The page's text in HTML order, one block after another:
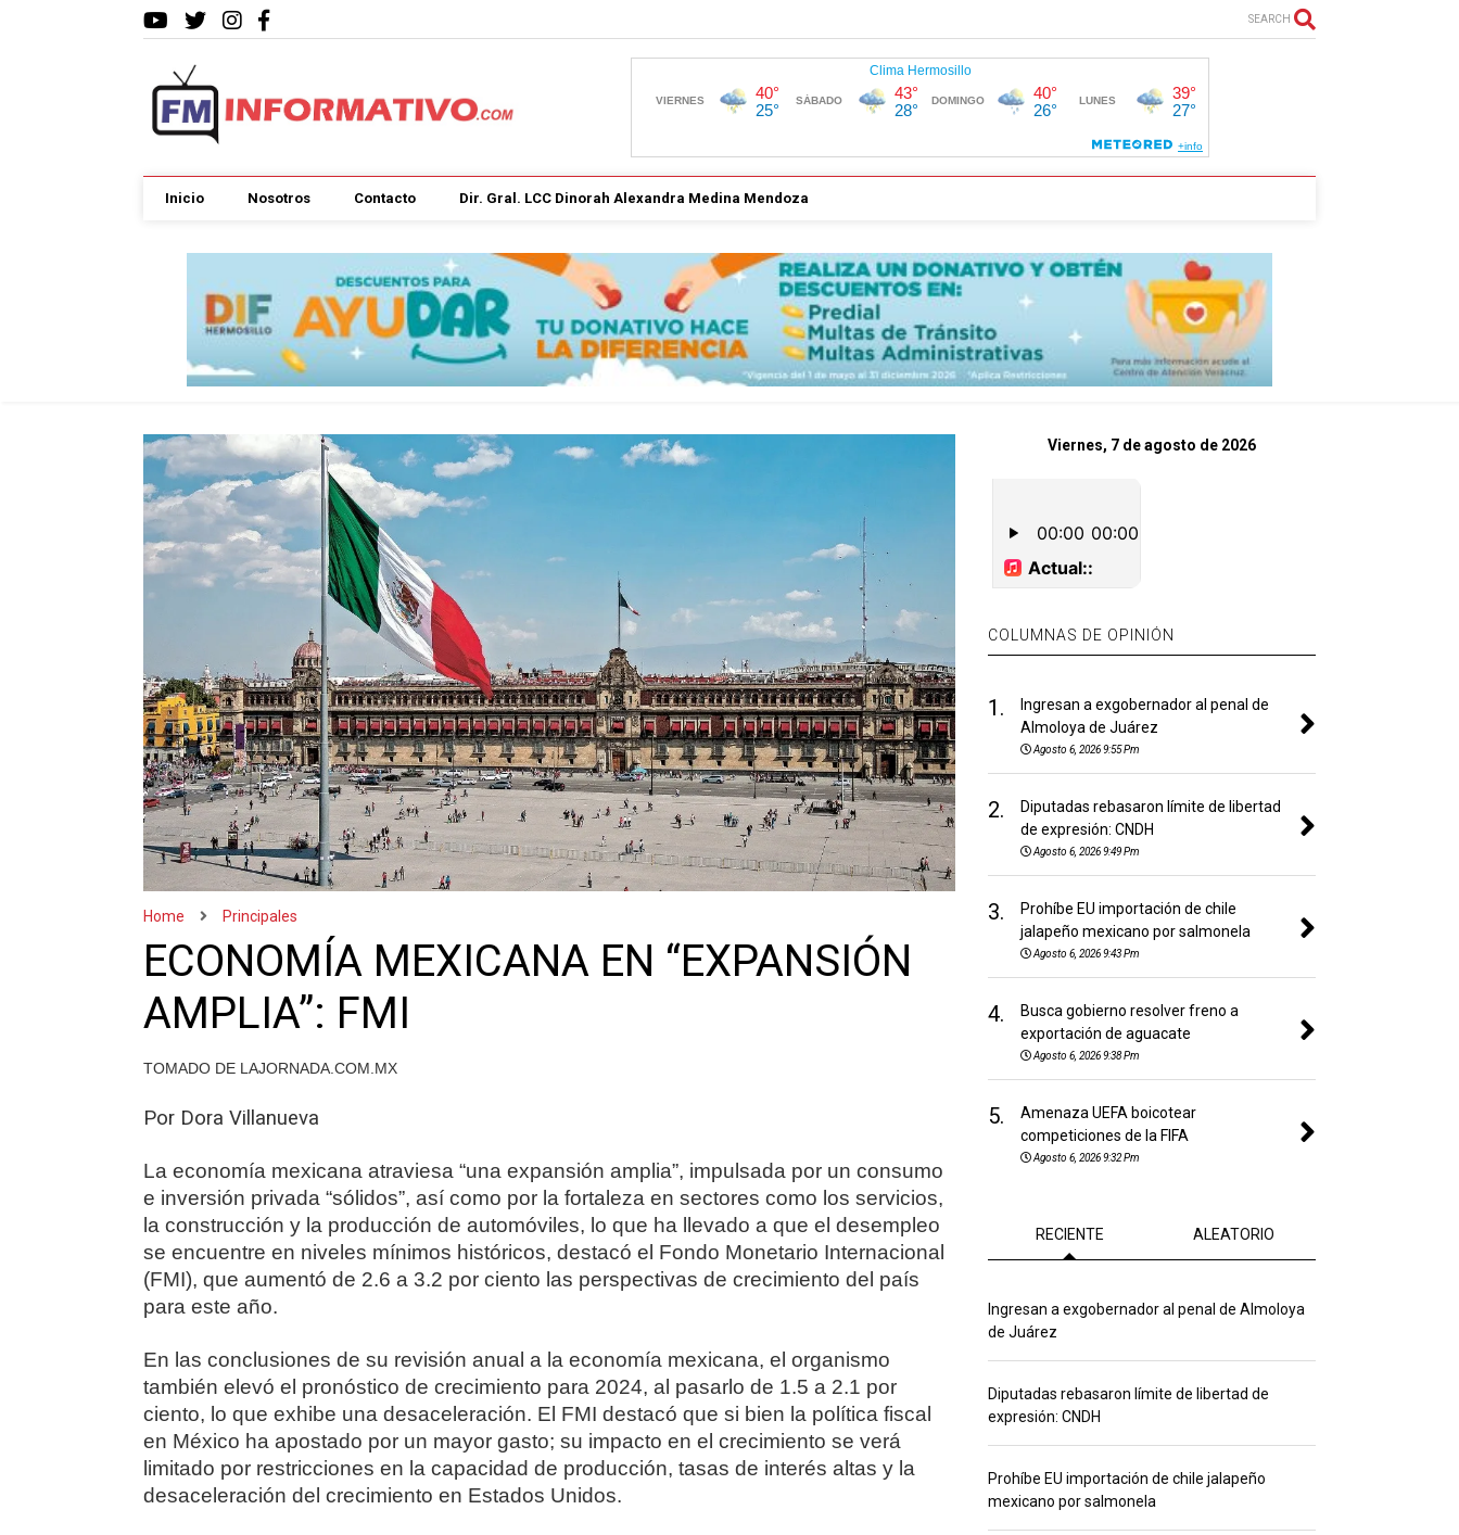
SEARCH
Inicio Nosotros Contacto Dir. Gral. LCC Dinorah Alexandra Medina Mendoza
Home Principales
ECONOMÍA MEXICANA EN “EXPANSIÓN
AMPLIA”: FMI
TOMADO DE LAJORNADA.COM.MX
Por Dora Villanueva
La economía mexicana atraviesa “una expansión amplia”, impulsada por un consumo
e inversión privada “sólidos”, así como por la fortaleza en sectores como los servicios,
la construcción y la producción de automóviles, lo que ha llevado a que el desempleo
se encuentre en niveles mínimos históricos, destacó el Fondo Monetario Internacional
(FMI), que aumentó de 2.6 a 3.2 por ciento las perspectivas de crecimiento del país
para este año.
En las conclusiones de su revisión anual a la economía mexicana, el organismo
también elevó el pronóstico de crecimiento para 2024, al pasarlo de 1.5 a 2.1 por
ciento, lo que exhibe una desaceleración. El FMI destacó que si bien la política fiscal
en México ha apostado por un mayor gasto; su impacto en el crecimiento se verá
limitado por restricciones en la capacidad de producción, tasas de interés altas y la
desaceleración del crecimiento en Estados Unidos.
Viernes, 7 de agosto de 2026
COLUMNAS DE OPINIÓN
1.
Ingresan a exgobernador al penal de
Almoloya de Juárez
Agosto 6, 2026 9:55 Pm
2.
Diputadas rebasaron límite de libertad
de expresión: CNDH
Agosto 6, 2026 9:49 Pm
3.
Prohíbe EU importación de chile
jalapeño mexicano por salmonela
Agosto 6, 2026 9:43 Pm
4.
Busca gobierno resolver freno a
exportación de aguacate
Agosto 6, 2026 9:38 Pm
5.
Amenaza UEFA boicotear
competiciones de la FIFA
Agosto 6, 2026 9:32 Pm
RECIENTE ALEATORIO
Ingresan a exgobernador al penal de Almoloya
de Juárez
Diputadas rebasaron límite de libertad de
expresión: CNDH
Prohíbe EU importación de chile jalapeño
mexicano por salmonela